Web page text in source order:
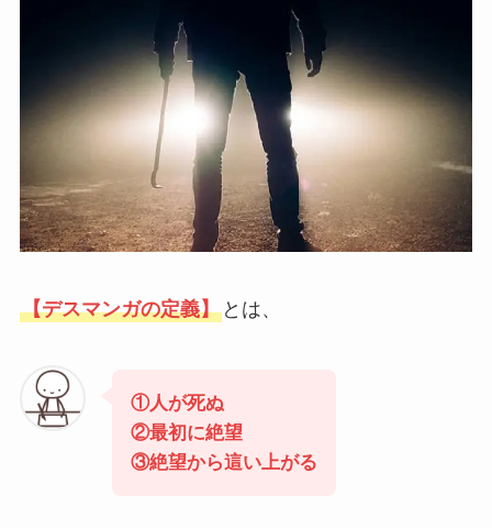
【デスマンガの定義】とは、
①人が死ぬ
②最初に絶望
③絶望から這い上がる